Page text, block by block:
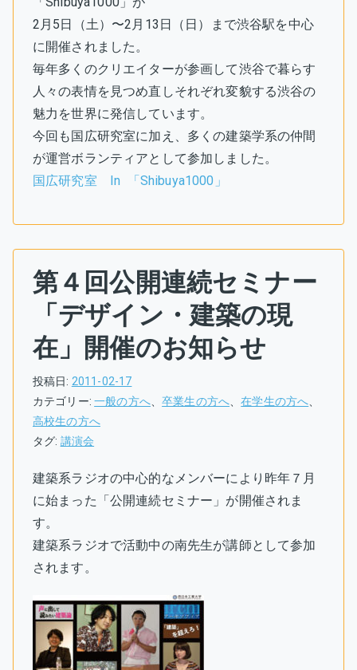
2月5日（土）〜2月13日（日）まで渋谷駅を中心
に開催されました。
毎年多くのクリエイターが参画して渋谷で暮らす
人々の表情を見つめ直しそれぞれ変貌する渋谷の
魅力を世界に発信しています。
今回も国広研究室に加え、多くの建築学系の仲間
が運営ボランティアとして参加しました。
国広研究室 In 「Shibuya1000」
第４回公開連続セミナー
「デザイン・建築の現
在」開催のお知らせ
投稿日: 2011-02-17
カテゴリー:一般の方へ、卒業生の方へ、在学生の方へ、
高校生の方へ
タグ: 講演会
建築系ラジオの中心的なメンバーにより昨年７月
に始まった「公開連続セミナー」が開催されま
す。
建築系ラジオで活動中の南先生が講師として参加
されます。